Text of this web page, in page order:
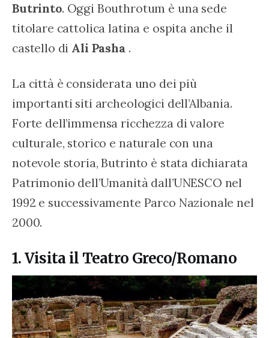
Butrinto. Oggi Bouthrotum è una sede
titolare cattolica latina e ospita anche il
castello di Ali Pasha .
La città è considerata uno dei più
importanti siti archeologici dell’Albania.
Forte dell’immensa ricchezza di valore
culturale, storico e naturale con una
notevole storia, Butrinto è stata dichiarata
Patrimonio dell’Umanità dall’UNESCO nel
1992 e successivamente Parco Nazionale nel
2000.
1. Visita il Teatro Greco/Romano